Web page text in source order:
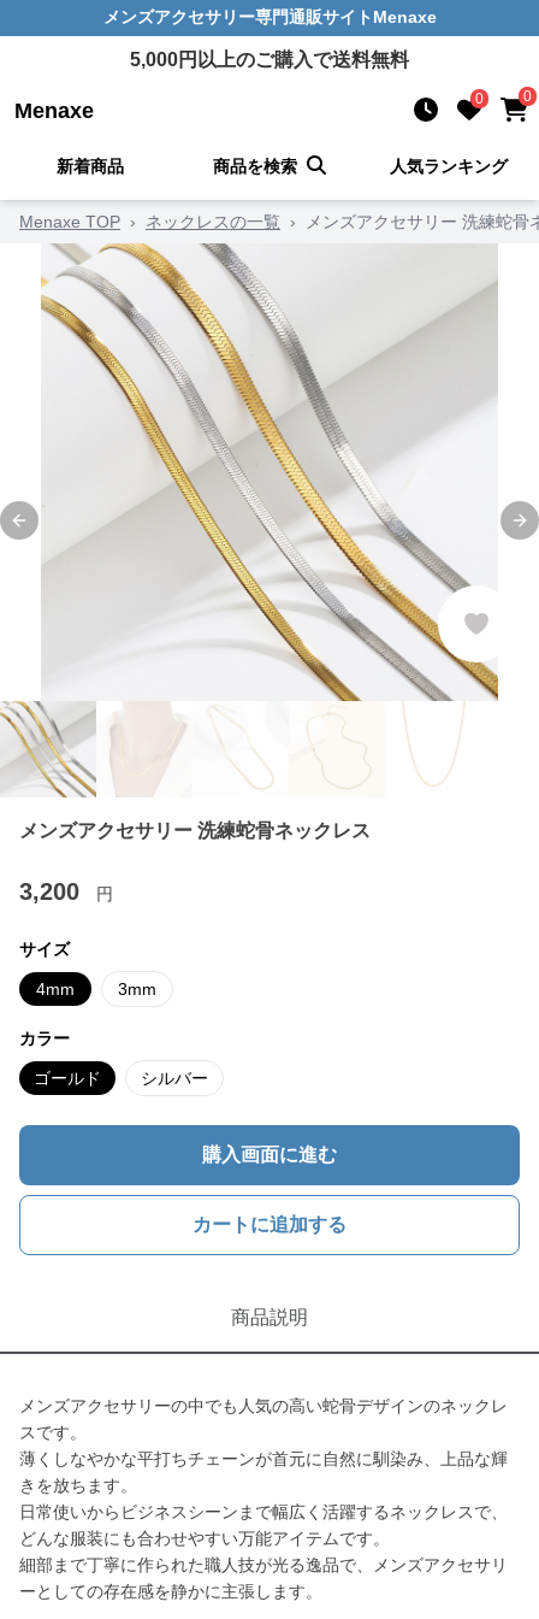
メンズアクセサリー専門通販サイト Menaxe
5,000円以上のご購入で送料無料
Menaxe 0 0
新着商品 商品を検索 人気ランキング
Menaxe TOP › ネックレスの一覧 › メンズアクセサリー 洗練蛇骨
Previous slide
メンズアクセサリー 洗練蛇骨ネックレス
3,200 円
サイズ
4mm 3mm
カラー
ゴールド シルバー
購入画面に進む
カートに追加する
商品説明
メンズアクセサリーの中でも人気の高い蛇骨デザインのネックレ
スです。
薄くしなやかな平打ちチェーンが首元に自然に馴染み、上品な輝
きを放ちます。
日常使いからビジネスシーンまで幅広く活躍するネックレスで、
どんな服装にも合わせやすい万能アイテムです。
細部まで丁寧に作られた職人技が光る逸品で、メンズアクセサリ
ーとしての存在感を静かに主張します。